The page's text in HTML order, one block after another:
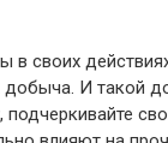
своих
И такой